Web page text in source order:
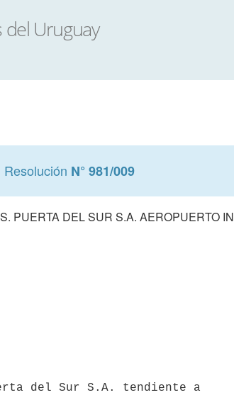
Resolución N° 981/009
PUERTA DEL SUR S.A. AEROPUERTO
del Sur S.A. tendiente a